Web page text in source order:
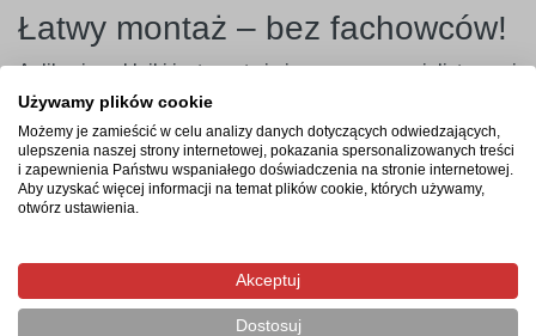
Łatwy montaż – bez fachowców!
Aplikacja naklejki jest prosta i nie wymaga specjalistycznej
wiedzy. Wystarczy usunąć papier podkładowy, przenieść
naklejkę na wybraną powierzchnię, a następnie zdjąć folię
transportową – i gotowe. Aby uzyskać najlepszy efekt,
zaleca się użycie naklejki w ciągu 14 dni od zakupu.
niepylących powierzchni. W przypadku ścian pokrytych
farbami o wysokiej zawartości lateksu (np. ceramicznymi,
plamoodpornymi) zalecamy wcześniejsze
Używamy plików cookie
Możemy je zamieścić w celu analizy danych dotyczących odwiedzających,
ulepszenia naszej strony internetowej, pokazania spersonalizowanych treści
i zapewnienia Państwu wspaniałego doświadczenia na stronie internetowej.
Aby uzyskać więcej informacji na temat plików cookie, których używamy,
otwórz ustawienia.
Akceptuj
Dostosuj